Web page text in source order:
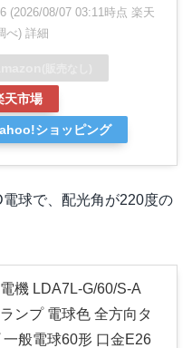
(2026/08/07 03:11時点 楽天
べ) 詳細
天市場
ショッピング
球で、配光角が220度の
機 LDA7L-G/60/S-A
ンプ 電球色 全方向タ
一般電球60形 口金E26